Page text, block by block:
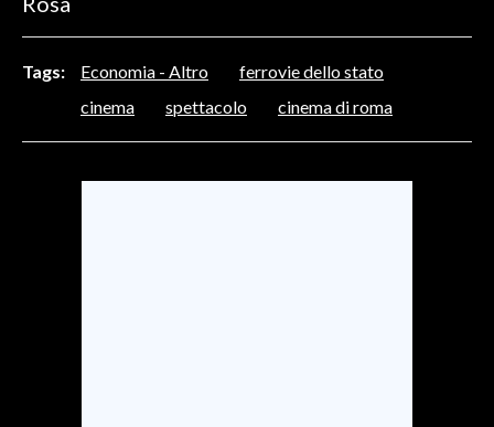
VOLLEY
TENNIS
ALTRI SPORT
Tags: Economia - Altro
ferrovie dello stato
cinema
spettacolo cinema di roma